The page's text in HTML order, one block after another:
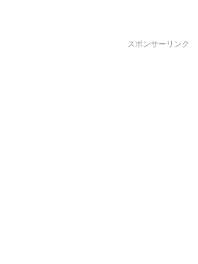
スポンサーリンク